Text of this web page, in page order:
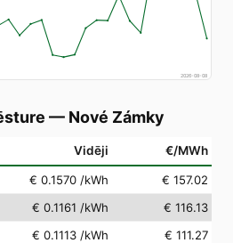
2026-08-08
— Nové Zámky
Vidēji €/MWh
€ 0.1570 /kWh
€ 157.02
€ 0.1161 /kWh
€ 116.13
€ 0.1113 /kWh
€ 111.27